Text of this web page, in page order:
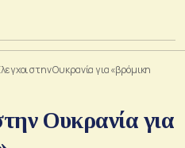
στην Ουκρανία για «βρόμικη
Ουκρανία για